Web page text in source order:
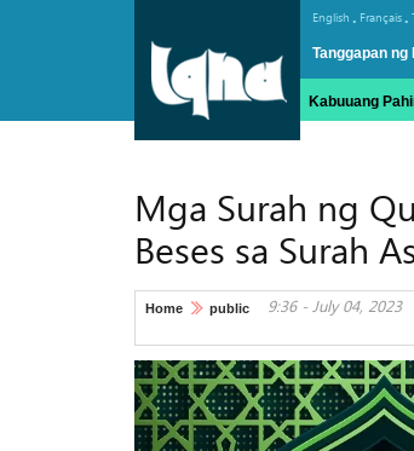
English . Français.
Tanggapan
Kabuuang
Mga Surah ng
Beses sa Surah
Home public 9:36 - July 04, 2023